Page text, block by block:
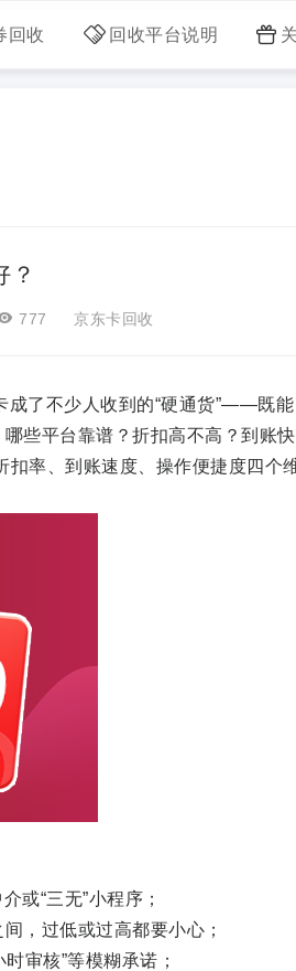
回收 回收平台说明
？
777 京东卡回收
了不少人收到的“硬通货”——既
些平台靠谱？折扣高不高？到账
扣率、到账速度、操作便捷度四个
“三无”小程序；
，过低或过高都要小心；
审核”等模糊承诺；